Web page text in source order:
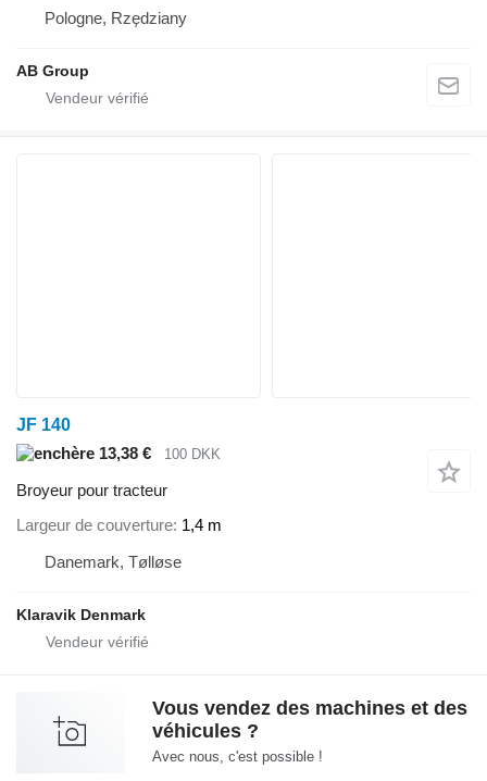
Pologne, Rzędziany
AB Group
JF 140
13,38 €
100 DKK
Broyeur pour tracteur
Largeur de couverture 1,4 m
Danemark, Tølløse
Klaravik Denmark
Vous vendez des machines et des
véhicules ?
Avec nous, c'est possible !